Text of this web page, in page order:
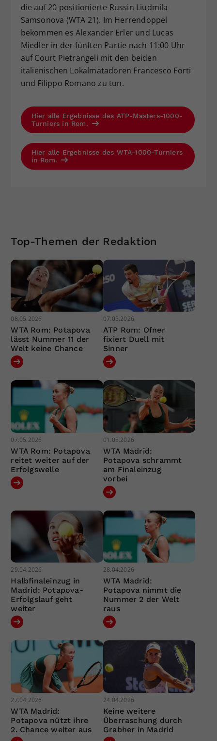
die auf 20 positionierte Russin Liudmila
Samsonova (WTA 21). Im Herrendoppel
bekommen es Alexander Erler und Lucas
Miedler in der fünften Partie nach 11:00 Uhr
auf Court Pietrangeli mit den beiden
italienischen Lokalmatadoren Francesco Forti
und Filippo Romano zu tun.
Hier alle Ergebnisse des ATP-Masters-1000-
Turniers in Rom.
Hier alle Ergebnisse des WTA-1000-Turniers
in Rom.
Top-Themen der Redaktion
08.05.2026
WTA Rom: Potapova
lässt Nummer 11 der
Welt keine Chance
07.05.2026
ATP Rom: Ofner
fixiert Duell mit
Sinner
07.05.2026
WTA Rom: Potapova
reitet weiter auf der
Erfolgswelle
01.05.2026
WTA Madrid:
Potapova schrammt
am Finaleinzug
vorbei
29.04.2026
Halbfinaleinzug in
Madrid: Potapova-
Erfolgslauf geht
weiter
28.04.2026
WTA Madrid:
Potapova nimmt die
Nummer 2 der Welt
raus
27.04.2026
WTA Madrid:
Potapova nützt ihre
2. Chance weiter aus
24.04.2026
Keine weitere
Überraschung durch
Grabher in Madrid